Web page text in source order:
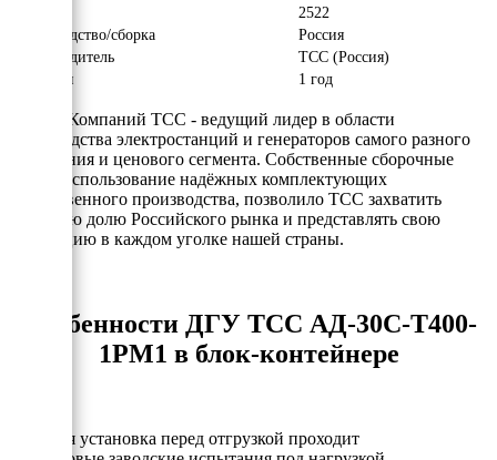
2522
Производство/сборка
Россия
Производитель
ТСС (Россия)
Гарантия
1 год
Группа Компаний ТСС - ведущий лидер в области
производства электростанций и генераторов самого разного
назначения и ценового сегмента. Собственные сборочные
цеха и использование надёжных комплектующих
отечественного производства, позволило ТСС захватить
заметную долю Российского рынка и представлять свою
продукцию в каждом уголке нашей страны.
Особенности ДГУ ТСС АД-30С-Т400-
1РМ1 в блок-контейнере
- Каждая установка перед отгрузкой проходит